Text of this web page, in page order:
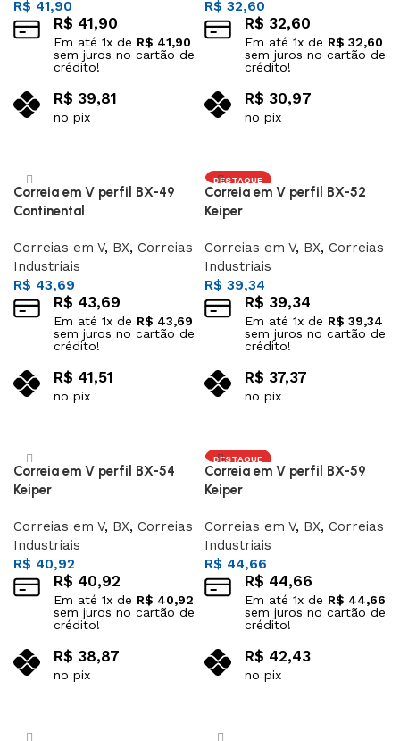
R$ 41,90
R$ 41,90
Em até 1x de R$ 41,90
sem juros no cartão de
crédito!
R$ 39,81
no pix
R$ 32,60
R$ 32,60
Em até 1x de R$ 32,60
sem juros no cartão de
crédito!
R$ 30,97
no pix
Correia em V perfil BX-49
Continental
Correias em V, BX, Correias
Industriais
R$ 43,69
R$ 43,69
Em até 1x de R$ 43,69
sem juros no cartão de
crédito!
R$ 41,51
no pix
DESTAQUE
Correia em V perfil BX-52
Keiper
Correias em V, BX, Correias
Industriais
R$ 39,34
R$ 39,34
Em até 1x de R$ 39,34
sem juros no cartão de
crédito!
R$ 37,37
no pix
Correia em V perfil BX-54
Keiper
Correias em V, BX, Correias
Industriais
R$ 40,92
R$ 40,92
Em até 1x de R$ 40,92
sem juros no cartão de
crédito!
R$ 38,87
no pix
DESTAQUE
Correia em V perfil BX-59
Keiper
Correias em V, BX, Correias
Industriais
R$ 44,66
R$ 44,66
Em até 1x de R$ 44,66
sem juros no cartão de
crédito!
R$ 42,43
no pix